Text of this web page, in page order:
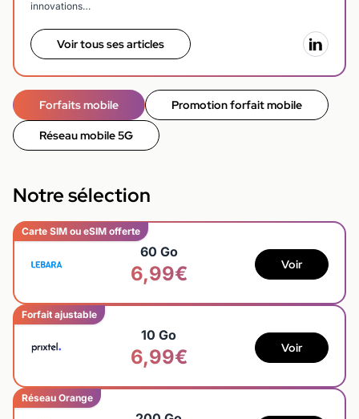
innovations…
Voir tous ses articles
Forfaits mobile Promotion forfait mobile
Réseau mobile 5G
Notre sélection
Carte SIM ou eSIM offerte
60 Go
6,99€ Voir
Forfait ajustable
10 Go
6,99€ Voir
Réseau Orange